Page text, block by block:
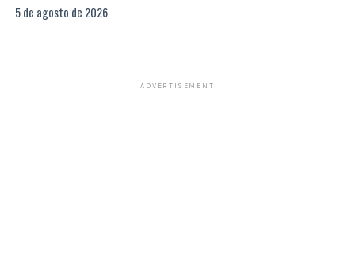
5 de agosto de 2026
ADVERTISEMENT